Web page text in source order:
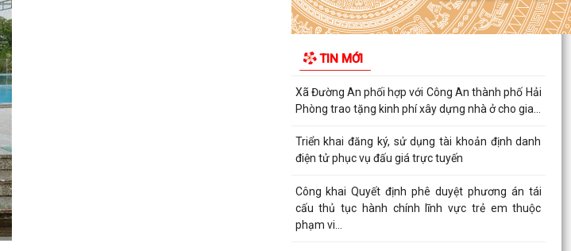
TIN MỚI
QUYẾT ĐỊNH Về việc công bố danh mục thủ tục
lĩnh vực...
Thông báo danh mục và lộ trình dự kiến hoàn
thiện các TTHC chưa đáp ứng đầy đủ Bộ tiêu chí
QUYẾT ĐỊNH Về việc công bố thủ tục hành chính
quản lý...
CÔNG VĂN thực hiện TTHC trên hệ thống